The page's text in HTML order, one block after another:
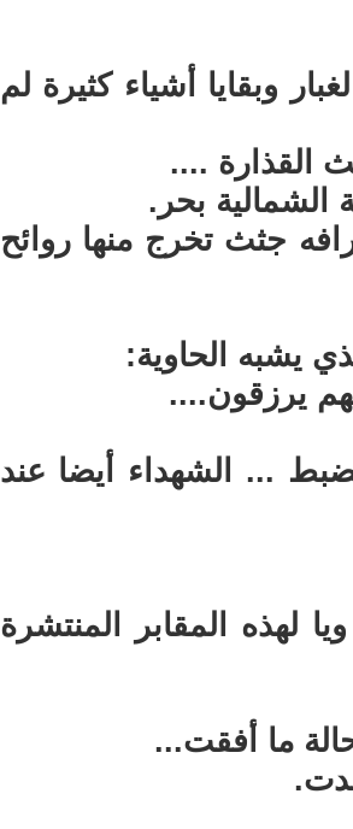
وبقايا أشياء كثيرة لم
القذارة ....
بحر.
جثث تخرج منها روائح
يشبه الحاوية:
يرزقون....
... الشهداء أيضا عند
لهذه المقابر المنتشرة
ما أفقت...